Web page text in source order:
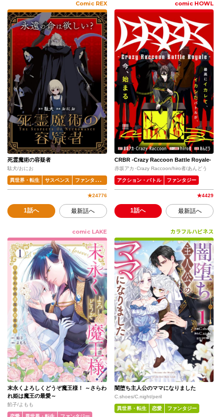
Comic REX
死霊魔術の容疑者
駄犬/おにお
異世界・転生 サスペンス ファンタジー
★24776
1話へ 最新話へ
comic HOWL
CRBR -Crazy Raccoon Battle Royale-
赤坂アカ･Crazy Raccoon/hiro者/あんどう
アクション・バトル ファンタジー
★4429
1話へ 最新話へ
comic LAKE
末永くよろしくどうぞ魔王様！ ～さらわ
れ姫は魔王の最愛～
餡子/よもも
カラフルハピネス
闇堕ち主人公のママになりました
C.shoes/C.night/peril
異世界・転生 恋愛 ファンタジー